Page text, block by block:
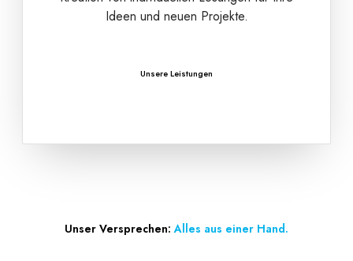
Ideen und neuen Projekte.
Unsere Leistungen
Unser Versprechen: Alles aus einer Hand.